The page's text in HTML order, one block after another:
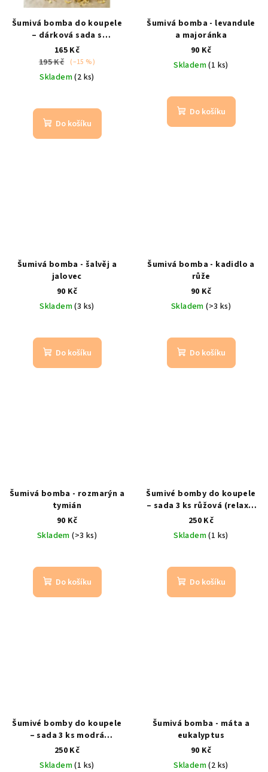
Šumivá bomba do koupele
– dárková sada s
himálajskou solí
růže
165 Kč
195 Kč (–15 %)
Skladem(2 ks)
Do košíku
Šumivá bomba - levandule
a majoránka
90 Kč
Skladem(1 ks)
Do košíku
Šumivá bomba - šalvěj a
jalovec
90 Kč
Skladem(3 ks)
Do košíku
Šumivá bomba - kadidlo a
růže
90 Kč
Skladem(>3 ks)
Do košíku
Šumivá bomba - rozmarýn a
tymián
90 Kč
Skladem(>3 ks)
Do košíku
Šumivé bomby do koupele
– sada 3 ks růžová (relax a
aromaterapie)šalvěj, růže,
eukalyptus
250 Kč
Skladem(1 ks)
Do košíku
Šumivé bomby do koupele
– sada 3 ks modrá
(relaxace a aromaterapie)
rozmarýn, levnadule, máta
250 Kč
Skladem(1 ks)
Šumivá bomba - máta a
eukalyptus
90 Kč
Skladem(2 ks)